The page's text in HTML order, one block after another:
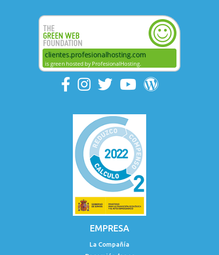
EMPRESA
La Compañía